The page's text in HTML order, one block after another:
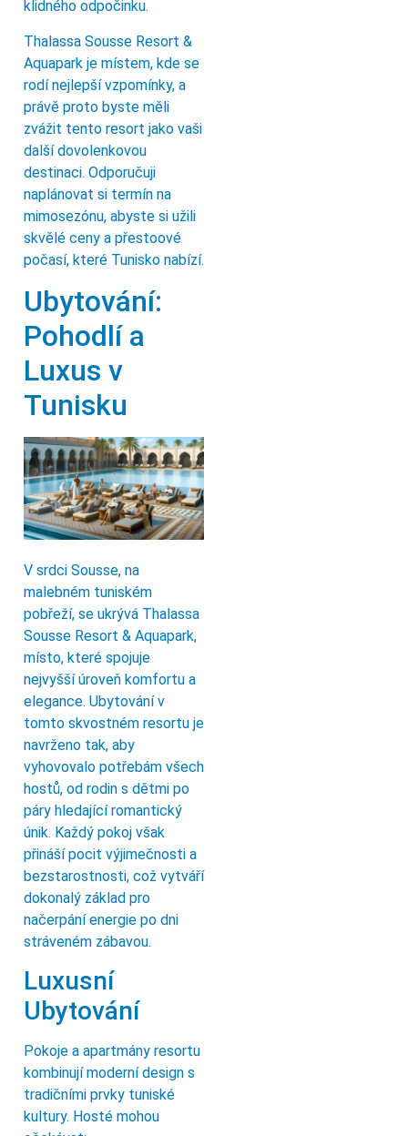
klidného odpočinku.
Thalassa Sousse Resort &
Aquapark je místem, kde se
rodí nejlepší vzpomínky, a
právě proto byste měli
zvážit tento resort jako vaši
další dovolenkovou
destinaci. Odporučuji
naplánovat si termín na
mimosezónu, abyste si užili
skvělé ceny a přestoové
počasí, které Tunisko nabízí.
Ubytování:
Pohodlí a
Luxus v
Tunisku
V srdci Sousse, na
malebném tuniském
pobřeží, se ukrývá Thalassa
Sousse Resort & Aquapark,
místo, které spojuje
nejvyšší úroveň komfortu a
elegance. Ubytování v
tomto skvostném resortu je
navrženo tak, aby
vyhovovalo potřebám všech
hostů, od rodin s dětmi po
páry hledající romantický
únik. Každý pokoj však
přináší pocit výjimečnosti a
bezstarostnosti, což vytváří
dokonalý základ pro
načerpání energie po dni
stráveném zábavou.
Luxusní
Ubytování
Pokoje a apartmány resortu
kombinují moderní design s
tradičními prvky tuniské
kultury. Hosté mohou